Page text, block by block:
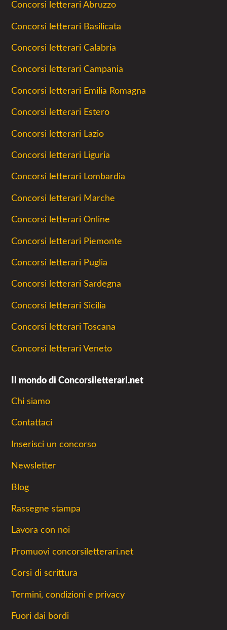
Concorsi letterari Abruzzo
Concorsi letterari Basilicata
Concorsi letterari Calabria
Concorsi letterari Campania
Concorsi letterari Emilia Romagna
Concorsi letterari Estero
Concorsi letterari Lazio
Concorsi letterari Liguria
Concorsi letterari Lombardia
Concorsi letterari Marche
Concorsi letterari Online
Concorsi letterari Piemonte
Concorsi letterari Puglia
Concorsi letterari Sardegna
Concorsi letterari Sicilia
Concorsi letterari Toscana
Concorsi letterari Veneto
Il mondo di Concorsiletterari.net
Chi siamo
Contattaci
Inserisci un concorso
Newsletter
Blog
Rassegne stampa
Lavora con noi
Promuovi concorsiletterari.net
Corsi di scrittura
Termini, condizioni e privacy
Fuori dai bordi